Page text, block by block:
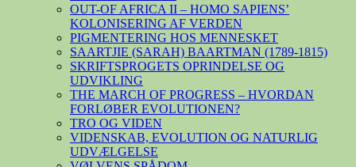
OUT-OF AFRICA II – HOMO SAPIENS’
KOLONISERING AF VERDEN
PIGMENTERING HOS MENNESKET
SAARTJIE (SARAH) BAARTMAN (1789-1815)
SKRIFTSPROGETS OPRINDELSE OG
UDVIKLING
THE MARCH OF PROGRESS – HVORDAN
FORLØBER EVOLUTIONEN?
TRO OG VIDEN
VIDENSKAB, EVOLUTION OG NATURLIG
UDVÆLGELSE